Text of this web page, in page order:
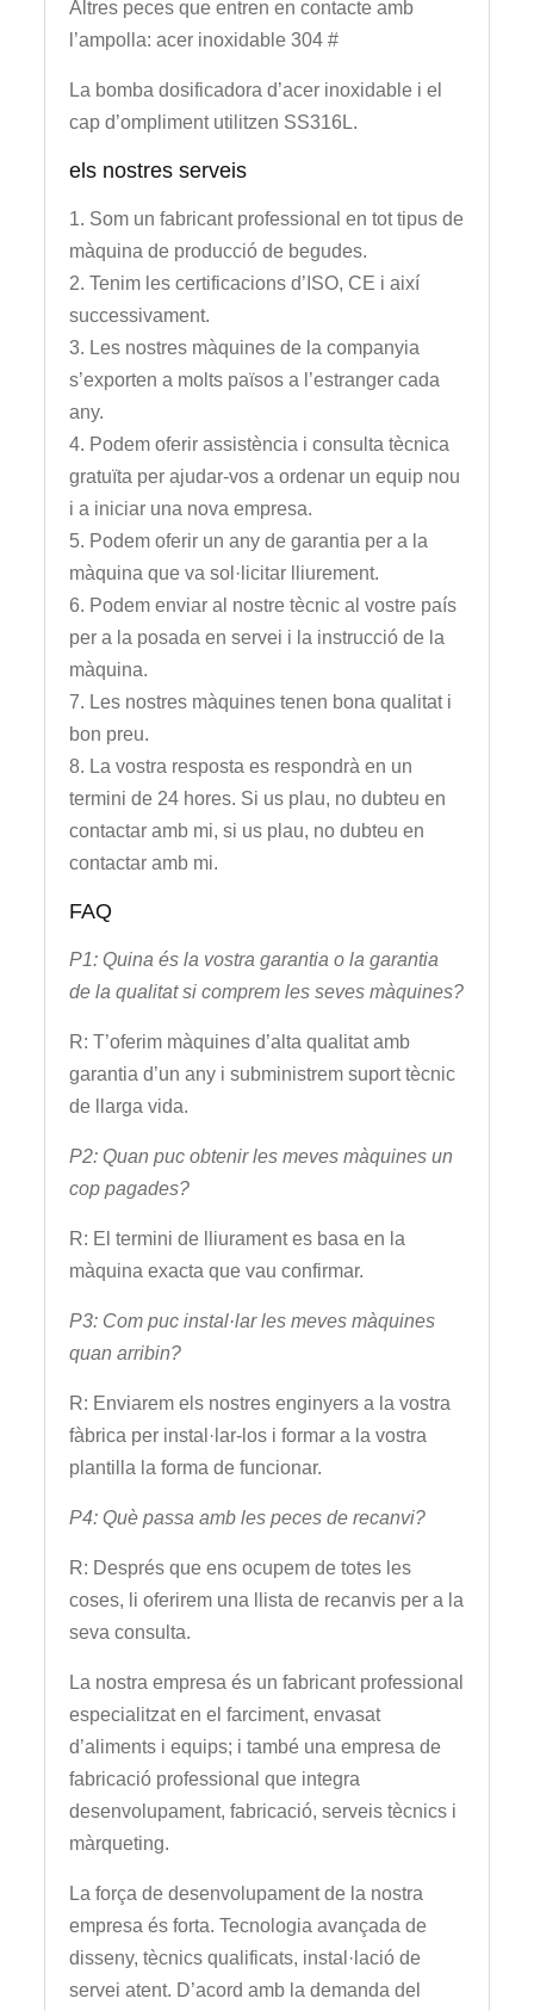
Altres peces que entren en contacte amb
l’ampolla: acer inoxidable 304 #
La bomba dosificadora d’acer inoxidable i el
cap d’ompliment utilitzen SS316L.
els nostres serveis
1. Som un fabricant professional en tot tipus de
màquina de producció de begudes.
2. Tenim les certificacions d’ISO, CE i així
successivament.
3. Les nostres màquines de la companyia
s’exporten a molts països a l’estranger cada
any.
4. Podem oferir assistència i consulta tècnica
gratuïta per ajudar-vos a ordenar un equip nou
i a iniciar una nova empresa.
5. Podem oferir un any de garantia per a la
màquina que va sol·licitar lliurement.
6. Podem enviar al nostre tècnic al vostre país
per a la posada en servei i la instrucció de la
màquina.
7. Les nostres màquines tenen bona qualitat i
bon preu.
8. La vostra resposta es respondrà en un
termini de 24 hores. Si us plau, no dubteu en
contactar amb mi, si us plau, no dubteu en
contactar amb mi.
FAQ
P1: Quina és la vostra garantia o la garantia
de la qualitat si comprem les seves màquines?
R: T’oferim màquines d’alta qualitat amb
garantia d’un any i subministrem suport tècnic
de llarga vida.
P2: Quan puc obtenir les meves màquines un
cop pagades?
R: El termini de lliurament es basa en la
màquina exacta que vau confirmar.
P3: Com puc instal·lar les meves màquines
quan arribin?
R: Enviarem els nostres enginyers a la vostra
fàbrica per instal·lar-los i formar a la vostra
plantilla la forma de funcionar.
P4: Què passa amb les peces de recanvi?
R: Després que ens ocupem de totes les
coses, li oferirem una llista de recanvis per a la
seva consulta.
La nostra empresa és un fabricant professional
especialitzat en el farciment, envasat
d’aliments i equips; i també una empresa de
fabricació professional que integra
desenvolupament, fabricació, serveis tècnics i
màrqueting.
La força de desenvolupament de la nostra
empresa és forta. Tecnologia avançada de
disseny, tècnics qualificats, instal·lació de
servei atent. D’acord amb la demanda del